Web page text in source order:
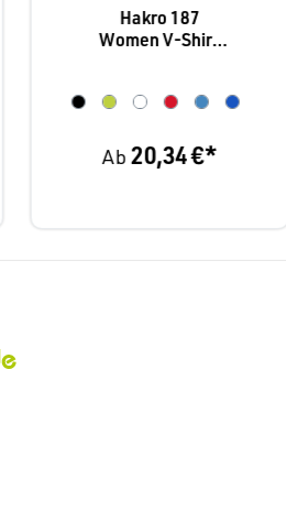
Hakro 187
Women V-Shirt
Ab 20,34 €*